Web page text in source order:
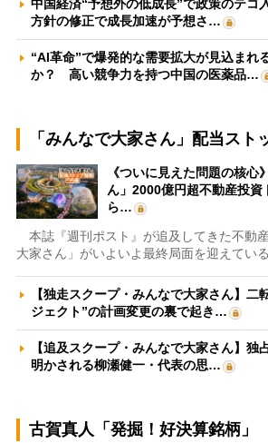
中国経済“予想外の低成長”で政策のテ
方針の修正で成長加速が予想さ…
“AI革命”で爆発的な需要拡大が見込まれ
か？ 高い競争力を持つ中国の医薬品…
「みんなで大家さん」配当スト
《ついに見えた問題の核心
ん」2000億円超不動産投資
ら…
本誌『週刊ポスト』が追及してきた不動
大家さん」がいよいよ最終局面を迎えてい
【独走スクープ・みんなで大家さん】二
ジェクト”の計画変更の裏で起き…
【追及スクープ・みんなで大家さん】独
明かされる柳瀬健一・代表の思…
古賀真人「発掘！好決算銘柄」